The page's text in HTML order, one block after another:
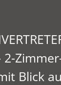
2-
Blick